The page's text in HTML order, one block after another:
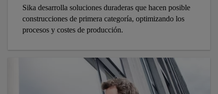
Sika desarrolla soluciones duraderas que hacen posible
construcciones de primera categoría, optimizando los
procesos y costes de producción.